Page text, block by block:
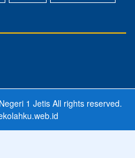
1 JetisAll rights reserved.